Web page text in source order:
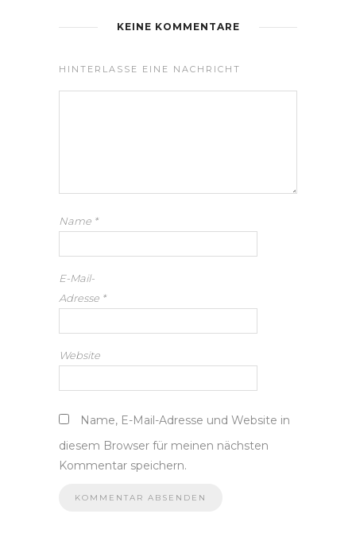
KEINE KOMMENTARE
HINTERLASSE EINE NACHRICHT
Name *
E-Mail-
Adresse *
Website
Name, E-Mail-Adresse und Website in
diesem Browser für meinen nächsten
Kommentar speichern.